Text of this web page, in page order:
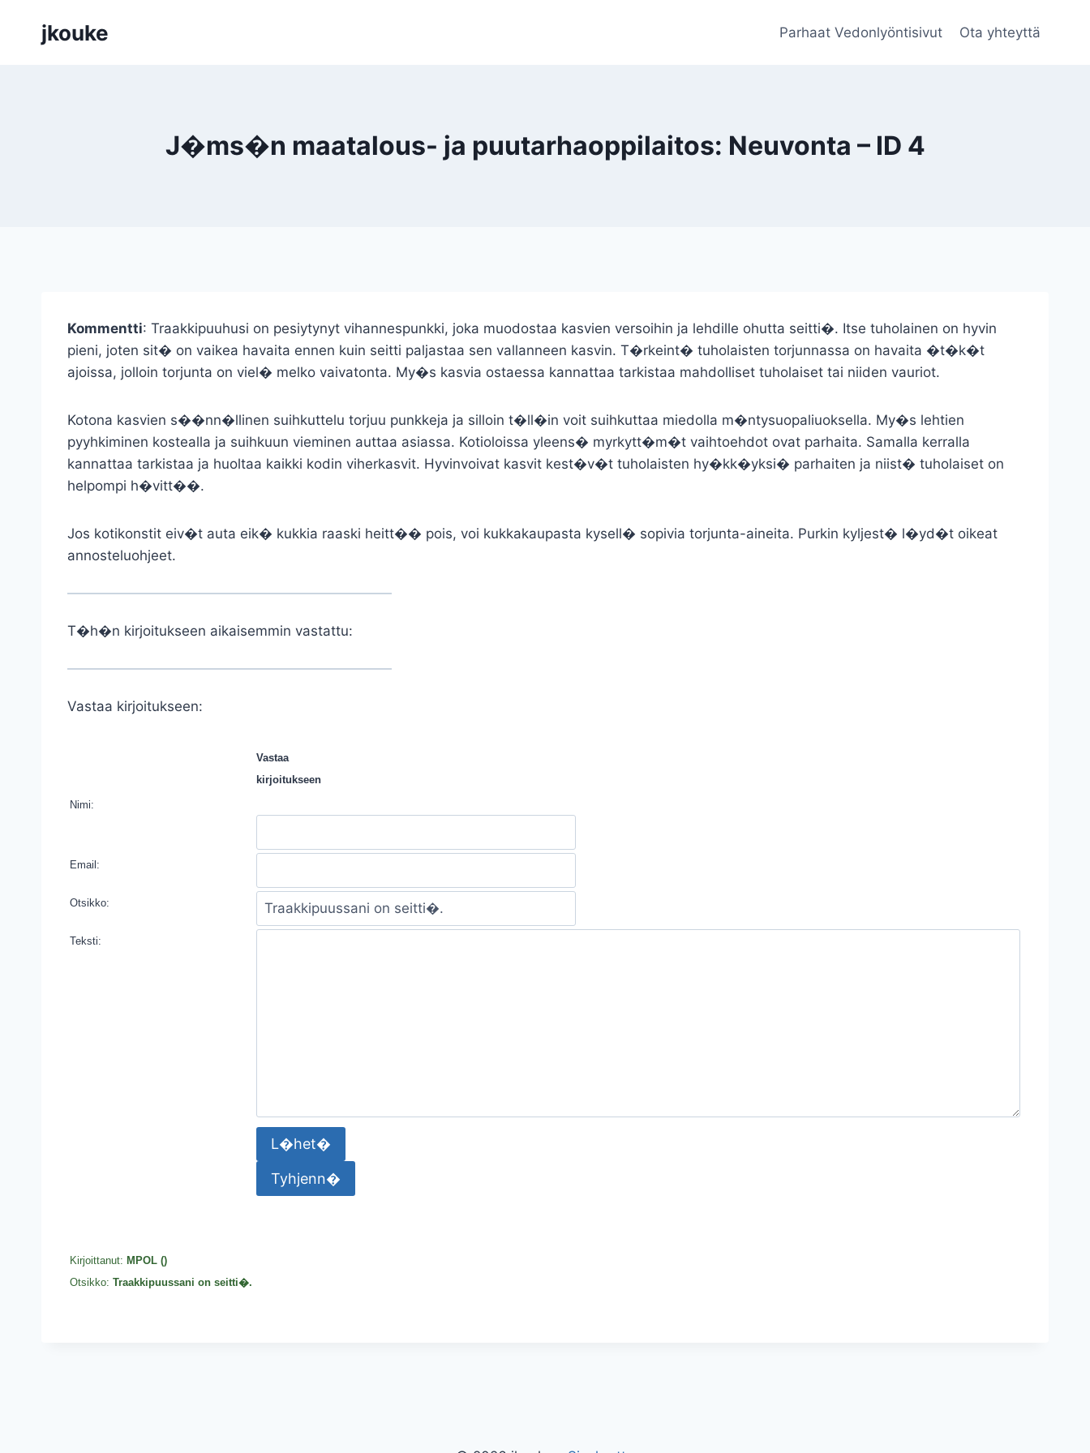
sisältöönjkouke Parhaat Vedonlyöntisivut Ota yhteyttä
J�ms�n maatalous- ja puutarhaoppilaitos: Neuvonta – ID 4
Kommentti: Traakkipuuhusi on pesiytynyt vihannespunkki, joka muodostaa kasvien versoihin ja lehdille ohutta seitti�. Itse tuholainen on hyvin
pieni, joten sit� on vaikea havaita ennen kuin seitti paljastaa sen vallanneen kasvin. T�rkeint� tuholaisten torjunnassa on havaita �t�k�t
ajoissa, jolloin torjunta on viel� melko vaivatonta. My�s kasvia ostaessa kannattaa tarkistaa mahdolliset tuholaiset tai niiden vauriot.
Kotona kasvien s��nn�llinen suihkuttelu torjuu punkkeja ja silloin t�ll�in voit suihkuttaa miedolla m�ntysuopaliuoksella. My�s lehtien
pyyhkiminen kostealla ja suihkuun vieminen auttaa asiassa. Kotioloissa yleens� myrkytt�m�t vaihtoehdot ovat parhaita. Samalla kerralla
kannattaa tarkistaa ja huoltaa kaikki kodin viherkasvit. Hyvinvoivat kasvit kest�v�t tuholaisten hy�kk�yksi� parhaiten ja niist� tuholaiset on
helpompi h�vitt��.
Jos kotikonstit eiv�t auta eik� kukkia raaski heitt�� pois, voi kukkakaupasta kysell� sopivia torjunta-aineita. Purkin kyljest� l�yd�t oikeat
annosteluohjeet.
T�h�n kirjoitukseen aikaisemmin vastattu:
Vastaa kirjoitukseen:
Vastaa
kirjoitukseen
Nimi:
Email:
Otsikko:
Teksti:
Kirjoittanut: MPOL ()
Otsikko: Traakkipuussani on seitti�.